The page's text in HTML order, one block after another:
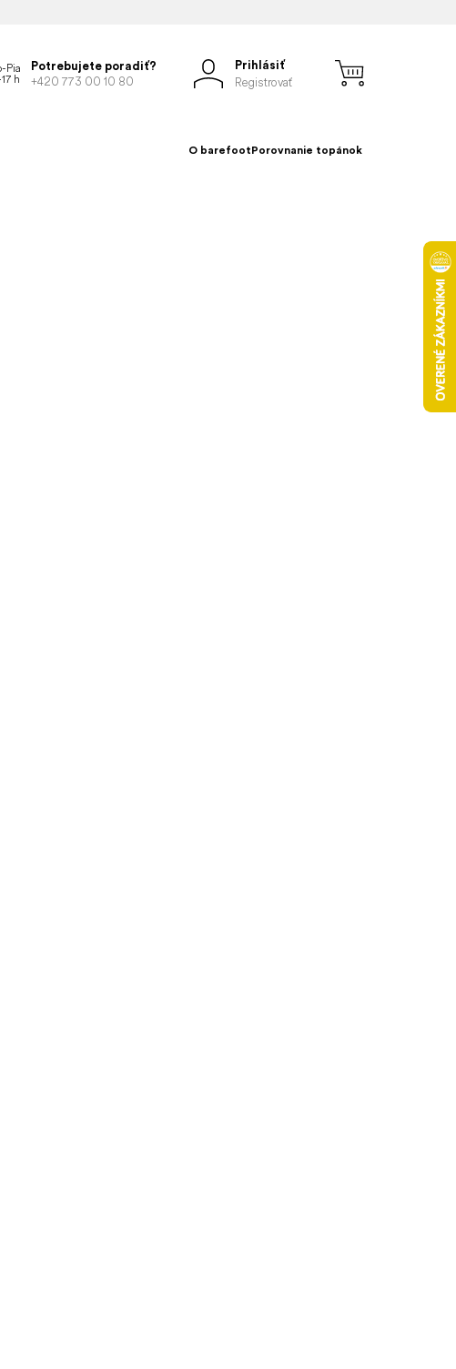
Potrebujete poradiť?
+420 773 00 10 80
Prihlásiť
Registrovať
O barefootPorovnanie topánok